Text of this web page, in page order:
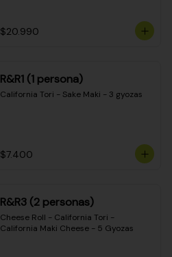
$20.990
R&R1 (1 persona)
California Tori - Sake Maki - 3 gyozas
$7.400
R&R3 (2 personas)
Cheese Roll - California Tori -
California Maki Cheese - 5 Gyozas